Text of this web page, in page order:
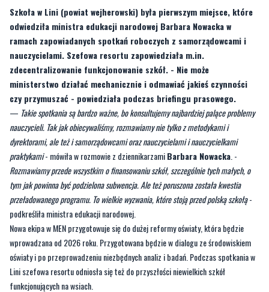
nauczycielami. Szefowa resortu zapowiedziała m.in.
zdecentralizowanie funkcjonowanie szkół. - Nie może
ministerstwo działać mechanicznie i odmawiać jakieś czynności
czy przymuszać - powiedziała podczas briefingu prasowego.
—Takie spotkania są bardzo ważne, bo konsultujemy najbardziej palące problemy
nauczycieli. Tak jak obiecywaliśmy, rozmawiamy nie tylko z metodykami i
dyrektorami, ale też i samorządowcami oraz nauczycielami i nauczycielkami
praktykami- mówiła w rozmowie z dziennikarzamiBarbara Nowacka. -
Rozmawiamy przede wszystkim o finansowaniu szkół, szczególnie tych małych, o
tym jak powinna być podzielona subwencja. Ale też poruszona została kwestia
przeładowanego programu. To wielkie wyzwania, które stoją przed polską szkołą
podkreśliła ministra edukacji narodowej.
Nowa ekipa w MEN przygotowuje się do dużej reformy oświaty, która będzie
wprowadzana od 2026 roku. Przygotowana będzie w dialogu ze środowiskiem
oświaty i po przeprowadzeniu niezbędnych analiz i badań. Podczas spotkania w
Lini szefowa resortu odniosła się też do przyszłości niewielkich szkół
funkcjonujących na wsiach.
—Małe szkoły są potrzebne. Ale trzeba pozwolić, żeby to samorząd mógł
kształtować je tak, żeby dobrze funkcjonowały w sieci szkół. To co będziemy robić,
to konsultować się z samorządami, jak np. w gminie Linia, które wiedzą co działa.